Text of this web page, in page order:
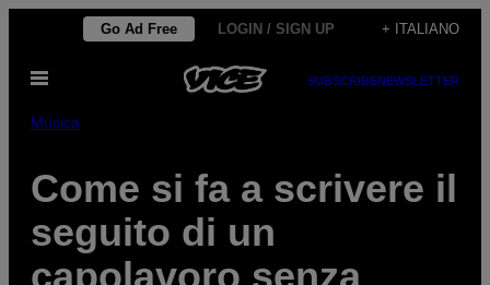
contenuto
Go Ad Free LOGIN / SIGN UP + ITALIANO
Apri
SUBSCRIBENEWSLETTER
Música
Come si fa a scrivere il
seguito di un
capolavoro senza